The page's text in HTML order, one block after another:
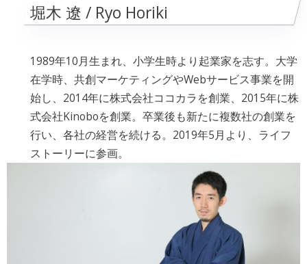
堀木 遼 / Ryo Horiki
1989年10月生まれ、小学生時より起業家を志す。大学
在学時、共創マーケティングやWebサービス事業を開
始し、2014年に株式会社ココカラを創業、2015年に株
式会社Kinoboを創業。卒業後も新たに複数社の創業を
行い、各社の経営を続ける。2019年5月より、ライフ
ストーリーに参画。